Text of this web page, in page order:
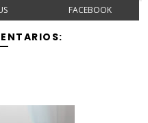
FACEBOOK